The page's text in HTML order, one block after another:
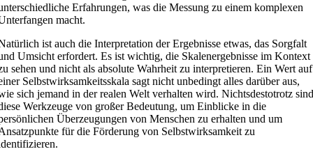
Erfahrungen, was die Messung zu einem komplexen
macht.
ist auch die Interpretation der Ergebnisse etwas, das Sorgfalt
Umsicht erfordert. Es ist wichtig, die Skalenergebnisse im Kontext
sehen und nicht als absolute Wahrheit zu interpretieren. Ein Wert auf
Selbstwirksamkeitsskala sagt nicht unbedingt alles darüber aus,
sich jemand in der realen Welt verhalten wird. Nichtsdestotrotz
Werkzeuge von großer Bedeutung, um Einblicke in die
Überzeugungen von Menschen zu erhalten und um
für die Förderung von Selbstwirksamkeit zu